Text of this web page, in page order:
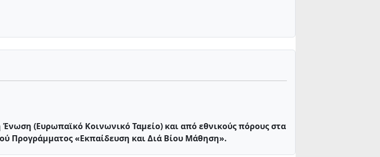
(Ευρωπαϊκό Κοινωνικό Ταμείο) και από εθνικούς πόρους στα
του Επιχειρησιακού Προγράμματος «Εκπαίδευση και Διά Βίου Μάθηση».